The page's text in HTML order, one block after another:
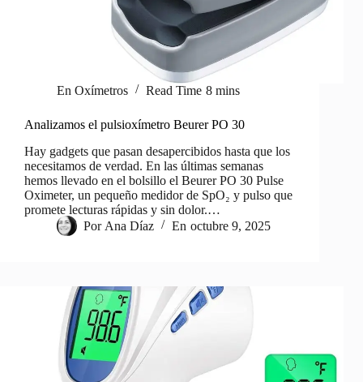
En Oxímetros Read Time 8 mins
Analizamos el pulsioxímetro Beurer PO 30
Hay gadgets que pasan desapercibidos hasta que los
necesitamos de verdad. En las últimas semanas
hemos llevado en el bolsillo el Beurer PO 30 Pulse
Oximeter, un pequeño medidor de SpO₂ y pulso que
promete lecturas rápidas y sin dolor.…
Por Ana Díaz En octubre 9, 2025